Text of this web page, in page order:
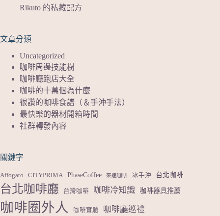
Rikuto 的私藏配方
文章分類
Uncategorized
咖啡周邊技能樹
咖啡廳跑店大全
咖啡的十萬個為什麼
很讚的咖啡食譜（＆手沖手法）
最快樂的器材開箱時間
社群轉發內容
關鍵字
Affogato CITYPRIMA PhaseCoffee 來速咖啡 冰手沖 台北咖啡
台北咖啡廳 台灣咖啡 咖啡冷知識 咖啡器具推薦
咖啡圈外人 咖啡實驗 咖啡廳巡禮